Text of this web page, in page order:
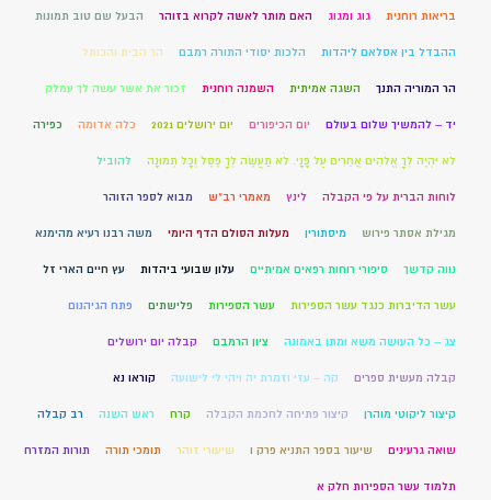
בריאות רוחנית גוג ומגוג האם מותר לאשה לקרוא בזוהר הבעל שם טוב תמונות
ההבדל בין אסלאם ליהדות הלכות יסודי התורה רמבם הר הבית והכותל
הר המוריה התנך השגה אמיתית השמנה רוחנית זכור את אשר עשה לך עמלק
יד – להמשיך שלום בעולם יום הכיפורים יום ירושלים 2021 כלה אדומה כפירה
לֹא יִהְיֶה לְךָ אֱלֹהִים אֲחֵרִים עַל פָּנָי. לֹא תַעֲשֶׂה לְךָ פֶסֶל וְכָל תְּמוּנָה להוביל
לוחות הברית על פי הקבלה לינץ מאמרי רב"ש מבוא לספר הזוהר
מגילת אסתר פירוש מיסתורין מעלות הסולם הדף היומי משה רבנו רעיא מהימנא
נווה קדשך סיפורי רוחות רפאים אמיתיים עלון שבועי ביהדות עץ חיים הארי זל
עשר הדיברות כנגד עשר הספירות עשר הספירות פלישתים פתח הגיהנום
צג – כל העושה משא ומתן באמונה ציון הרמבם קבלה יום ירושלים
קבלה מעשית ספרים קה – עזי וזמרת יה ויהי לי לישועה קוראו נא
קיצור ליקוטי מוהרן קיצור פתיחה לחכמת הקבלה קרח ראש השנה רב קבלה
שואה גרעינים שיעור בספר התניא פרק ו שיעורי זוהר תומכי תורה תורות המזרח
תלמוד עשר הספירות חלק א